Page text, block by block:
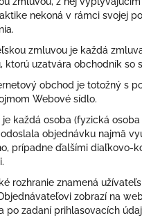
nekoná v rámci svojej
zmluvou je každá
ktorú uzatvára obchodník so
obchod je totožný s
Webové sídlo.
je každá osoba (fyzická
objednávku najmä
prípadne ďalšími diaľkovo-
rozhranie znamená
zobrazí na
po zadaní prihlasovacích